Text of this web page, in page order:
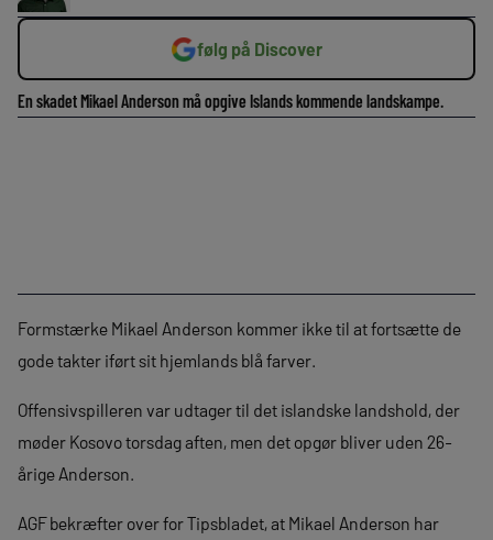
følg på Discover
En skadet Mikael Anderson må opgive Islands kommende landskampe.
Formstærke Mikael Anderson kommer ikke til at fortsætte de
gode takter iført sit hjemlands blå farver.
Offensivspilleren var udtager til det islandske landshold, der
møder Kosovo torsdag aften, men det opgør bliver uden 26-
årige Anderson.
AGF bekræfter over for Tipsbladet, at Mikael Anderson har